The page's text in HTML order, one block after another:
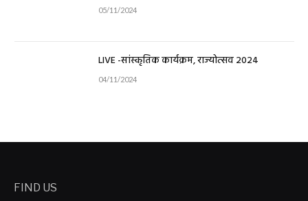
05/11/2024
LIVE -सांस्कृतिक कार्यक्रम, राज्योत्सव 2024
04/11/2024
FIND US